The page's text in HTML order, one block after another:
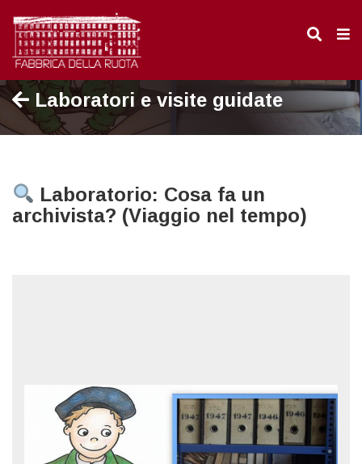
Laboratori e visite guidate
Laboratorio: Cosa fa un
archivista? (Viaggio nel tempo)